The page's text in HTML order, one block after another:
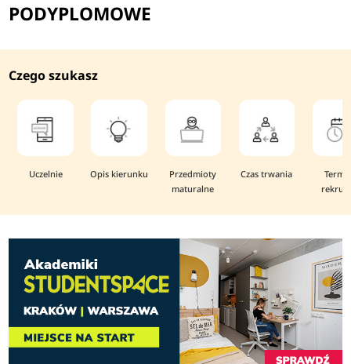
PODYPLOMOWE
Czego szukasz
Uczelnie Opis kierunku
Przedmioty
maturalne
Czas trwania